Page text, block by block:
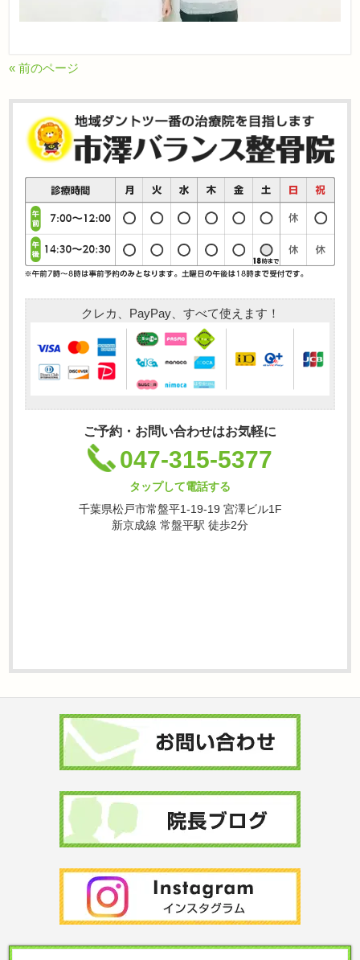
« 前のページ
クレカ、PayPay、すべて使えます！
ご予約・お問い合わせはお気軽に
047-315-5377
タップして電話する
千葉県松戸市常盤平1-19-19 宮澤ビル1F
新京成線 常盤平駅 徒歩2分